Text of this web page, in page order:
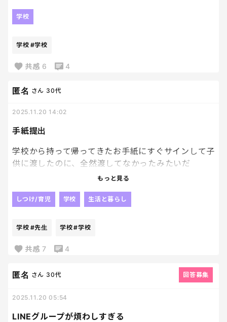
私だけかもしれないけど、いつも使い終わったあと
する😂😂😂
なんかイヤ。
学校
学校 #学校
共感 6 4
手紙提出
匿名 さん 30代
2025.11.20 14:02
学校から持って帰ってきたお手紙にすぐサインして子
供に渡したのに、全然渡してなかったみたいだ
まじどーゆことやねん！！
言われたんだぞ！！
私はすぐにサインした！！
もっと見る
しつけ/育児 学校 生活と暮らし
学校 #先生 学校#学校
共感 7 4
LINEグループが煩わしすぎる
匿名 さん 30代 回答募集
2025.11.20 05:54